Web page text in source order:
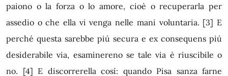
paiono o la forza o lo amore, cioè o recuperarla per
assedio o che ella vi venga nelle mani voluntaria. [3] E
perché questa sarebbe piú secura e ex consequens piú
desiderabile via, esaminereno se tale via è riuscibile o
no. [4] E discorrerella cosí: quando Pisa sanza farne